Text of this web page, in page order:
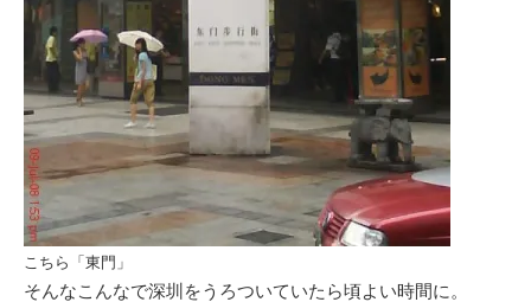
こちら「東門」
そんなこんなで深圳をうろついていたら頃よい時間に。